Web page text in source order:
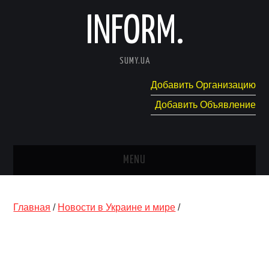
INFORM.
SUMY.UA
Добавить Организацию
Добавить Объявление
MENU
Главная / Новости в Украине и мире /